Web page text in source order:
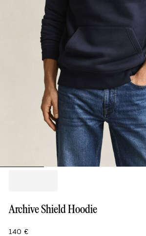
Archive Shield Hoodie
140 €